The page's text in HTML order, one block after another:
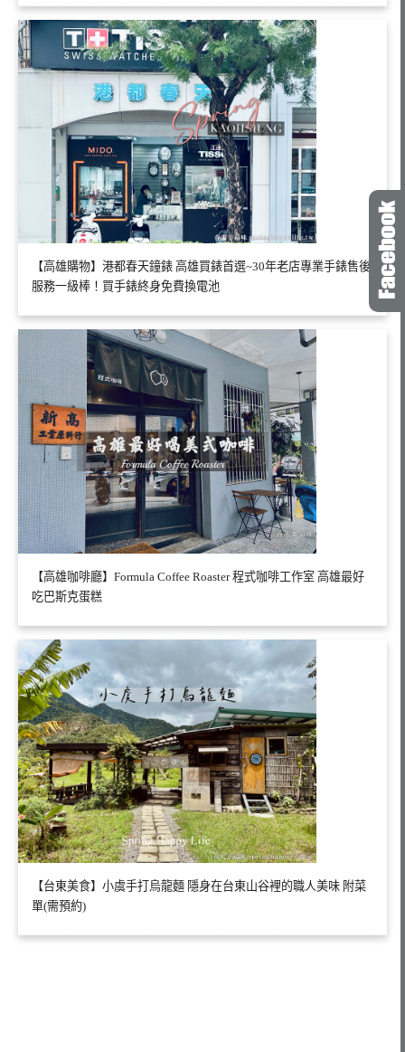
【高雄購物】港都春天鐘錶 高雄買錶首選~30年老店專業手錶售後
服務一級棒！買手錶終身免費換電池
【高雄咖啡廳】Formula Coffee Roaster 程式咖啡工作室 高雄最好
吃巴斯克蛋糕
【台東美食】小虞手打烏龍麵 隱身在台東山谷裡的職人美味 附菜
單(需預約)